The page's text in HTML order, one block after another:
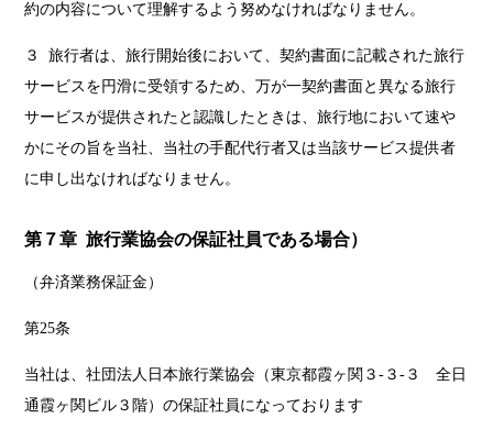
約の内容について理解するよう努めなければなりません。
３ 旅行者は、旅行開始後において、契約書面に記載された旅行
サービスを円滑に受領するため、万が一契約書面と異なる旅行
サービスが提供されたと認識したときは、旅行地において速や
かにその旨を当社、当社の手配代行者又は当該サービス提供者
に申し出なければなりません。
第７章 旅行業協会の保証社員である場合）
（弁済業務保証金）
第25条
当社は、社団法人日本旅行業協会（東京都霞ヶ関３-３-３ 全日
通霞ヶ関ビル３階）の保証社員になっております